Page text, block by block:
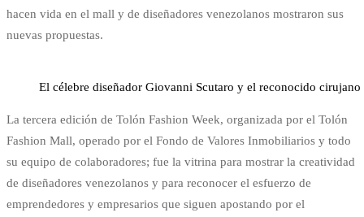
hacen vida en el mall y de diseñadores venezolanos mostraron sus
nuevas propuestas.
El célebre diseñador Giovanni Scutaro y el reconocido cirujano
La tercera edición de Tolón Fashion Week, organizada por el Tolón
Fashion Mall, operado por el Fondo de Valores Inmobiliarios y todo
su equipo de colaboradores; fue la vitrina para mostrar la creatividad
de diseñadores venezolanos y para reconocer el esfuerzo de
emprendedores y empresarios que siguen apostando por el